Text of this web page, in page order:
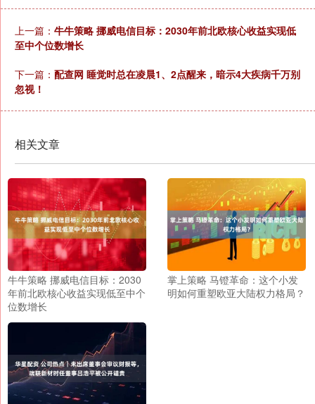
上一篇： 牛牛策略 挪威电信目标：2030年前北欧核心收益实现低
至中个位数增长
下一篇： 配查网 睡觉时总在凌晨1、2点醒来，暗示4大疾病千万别
忽视！
相关文章
牛牛策略 挪威电信目标：2030
年前北欧核心收益实现低至中个
位数增长
掌上策略 马镫革命：这个小发
明如何重塑欧亚大陆权力格局？